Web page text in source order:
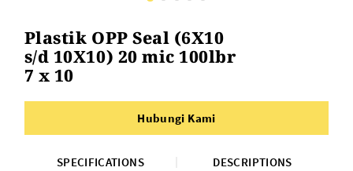
Plastik OPP Seal (6X10
s/d 10X10) 20 mic 100lbr
7 x 10
Hubungi Kami
SPECIFICATIONS DESCRIPTIONS